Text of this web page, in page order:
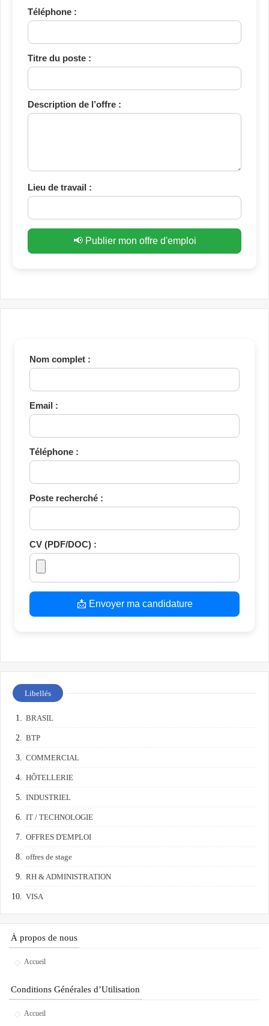
Téléphone :
Titre du poste :
Description de l’offre :
Lieu de travail :
📢 Publier mon offre d'emploi
Nom complet :
Email :
Téléphone :
Poste recherché :
CV (PDF/DOC) :
📩 Envoyer ma candidature
Libellés
BRASIL
BTP
COMMERCIAL
HÔTELLERIE
INDUSTRIEL
IT / TECHNOLOGIE
OFFRES D'EMPLOI
offres de stage
RH & ADMINISTRATION
VISA
À propos de nous
Accueil
Conditions Générales d’Utilisation
Accueil